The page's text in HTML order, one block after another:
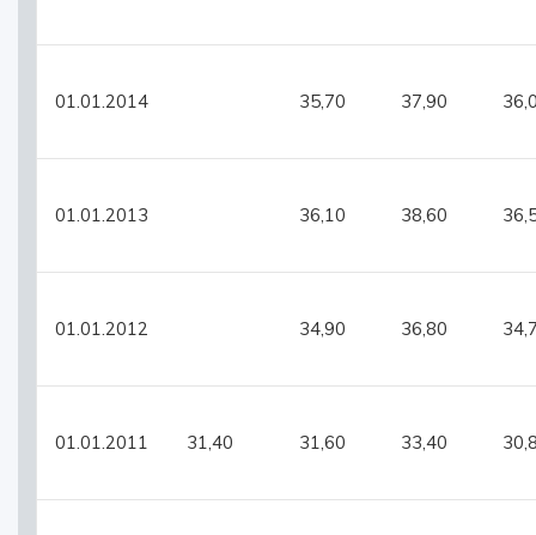
01.01.2014 35,70 37,90
01.01.2013 36,10 38,60
01.01.2012 34,90 36,80
01.01.2011 31,40 31,60 33,40